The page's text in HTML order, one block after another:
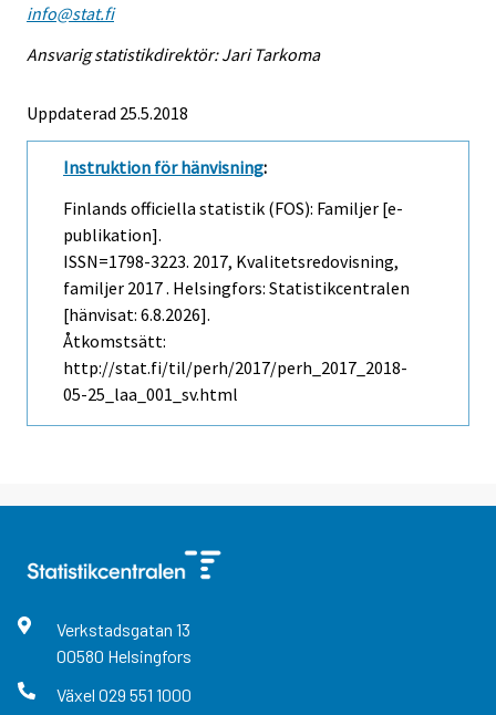
info@stat.fi
Ansvarig statistikdirektör: Jari Tarkoma
Uppdaterad 25.5.2018
Instruktion för hänvisning:
Finlands officiella statistik (FOS): Familjer [e-
publikation].
ISSN=1798-3223. 2017, Kvalitetsredovisning,
familjer 2017 . Helsingfors: Statistikcentralen
[hänvisat: 6.8.2026].
Åtkomstsätt:
http://stat.fi/til/perh/2017/perh_2017_2018-
05-25_laa_001_sv.html
Verkstadsgatan 13
00580 Helsingfors
Växel 029 551 1000